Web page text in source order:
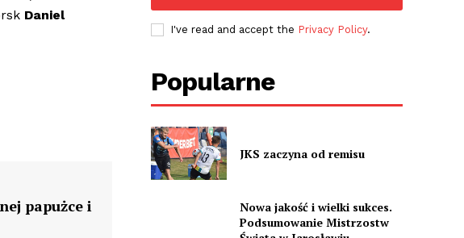
Daniel
papużce i
I've read and accept the Privacy Policy.
Popularne
JKS zaczyna od remisu
Nowa jakość i wielki sukces.
Podsumowanie Mistrzostw